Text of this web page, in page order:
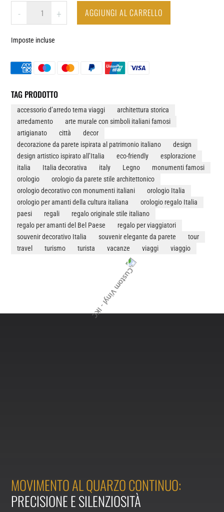
DA
IN
LEGNO
- + AGGIUNGI AL CARRELLO
Imposte incluse
TAG PRODOTTO
accessorio d’arredo tema viaggi
architettura storica
arredamento
arte murale con simboli italiani famosi
artigianato
città
decor
decorazione da parete ispirata al patrimonio italiano
design
design artistico ispirato all’Italia
eco-friendly
esplorazione
italia
Italia decorativa italy Legno
monumenti famosi
orologio
orologio da parete stile architettonico
orologio decorativo con monumenti italiani
orologio Italia
orologio per amanti della cultura italiana
orologio regalo Italia
paesi
regali
regalo originale stile italiano
regalo per amanti del Bel Paese
regalo per viaggiatori
souvenir decorativo Italia
souvenir elegante da parete
tour
travel
turismo turista vacanze viaggi viaggio
MOVIMENTO AL QUARZO CONTINUO:
PRECISIONE E SILENZIOSITÀ